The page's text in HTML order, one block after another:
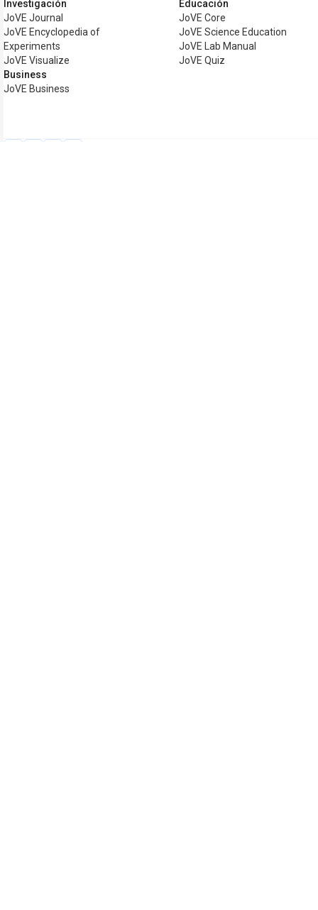
Investigación
JoVE Journal
JoVE Encyclopedia of
Experiments
JoVE Visualize
Business
JoVE Business
Educación
JoVE Core
JoVE Science Education
JoVE Lab Manual
JoVE Quiz